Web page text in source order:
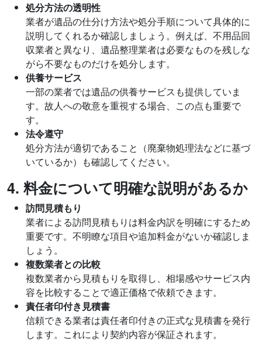
処分方法の透明性
業者が遺品の仕分け方法や処分手順について具体的に
説明してくれるか確認しましょう。例えば、不用品回
収業者と異なり、遺品整理業者は必要なものを残しな
がら不要なものだけを処分します。
供養サービス
一部の業者では遺品の供養サービスも提供していま
す。故人への敬意を重視する場合、この点も重要で
す。
法令遵守
処分方法が適切であること（廃棄物処理法などに基づ
いているか）も確認してください。
4. 料金について明確な説明があるか
訪問見積もり
業者による訪問見積もりは料金内訳を明確にするため
重要です。不明瞭な項目や追加料金がないか確認しま
しょう。
複数業者との比較
複数業者から見積もりを取得し、相場感やサービス内
容を比較することで適正価格で依頼できます。
責任者印付き見積書
信頼できる業者は責任者印付きの正式な見積書を発行
します。これにより契約内容が保証されます。